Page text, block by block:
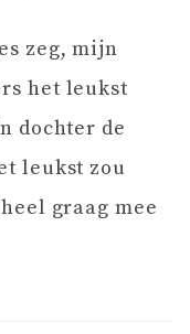
zeg, mijn
het leukst
dochter de
leukst zou
graag mee